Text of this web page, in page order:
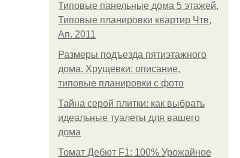
Типовые панельные дома 5 этажей.
Типовые планировки квартир Чтв,
Ап. 2011
Размеры подъезда пятиэтажного
дома. Хрущевки: описание,
типовые планировки с фото
Тайна серой плитки: как выбрать
идеальные туалеты для вашего
дома
Томат Дебют F1: 100% Урожайное